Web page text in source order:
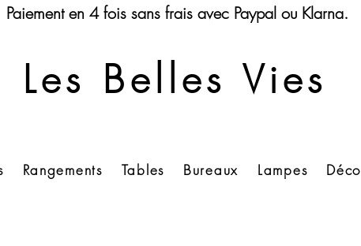
Paiement en 4 fois sans frais avec Paypal ou Klarna.
Les Belles Vies
Rangements Tables Bureaux Lampes Déco